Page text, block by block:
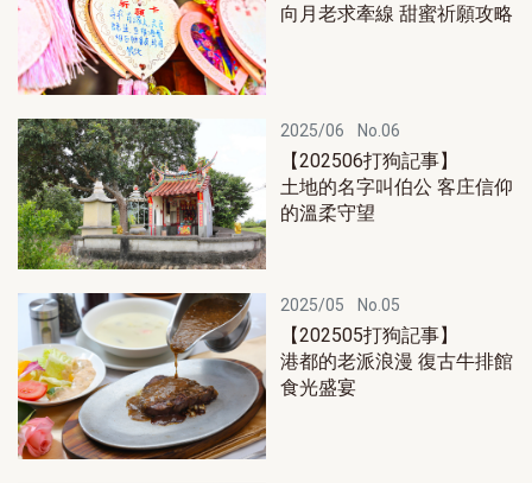
向月老求牽線 甜蜜祈願攻略
2025/06 No.06
【202506打狗記事】
土地的名字叫伯公 客庄信仰
的溫柔守望
2025/05 No.05
【202505打狗記事】
港都的老派浪漫 復古牛排館
食光盛宴